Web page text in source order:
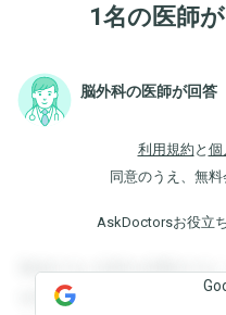
1名の医師
脳外科の医師が回答
利用規約 と 個
同意のうえ、無
AskDoctorsお役立
登録すると回答を閲覧する
を閲覧することができます